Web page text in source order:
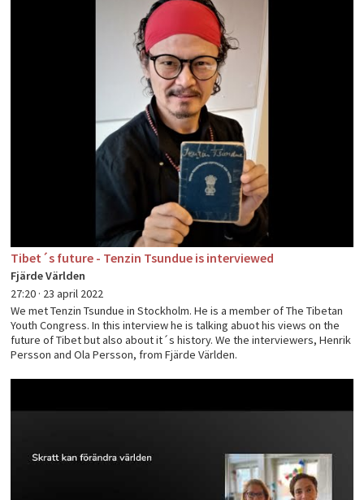
Tibet´s future - Tenzin Tsundue is interviewed
Fjärde Världen
27:20 · 23 april 2022
We met Tenzin Tsundue in Stockholm. He is a member of The Tibetan
Youth Congress. In this interview he is talking abuot his views on the
future of Tibet but also about it´s history. We the interviewers, Henrik
Persson and Ola Persson, from Fjärde Världen.